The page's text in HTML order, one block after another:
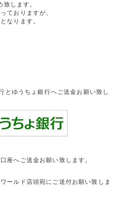
します。
ておりますが、
なります。
とゆうちょ銀行へご送金お願い致し
座へご送金お願い致します。
ールド店頭宛にご送付お願い致しま